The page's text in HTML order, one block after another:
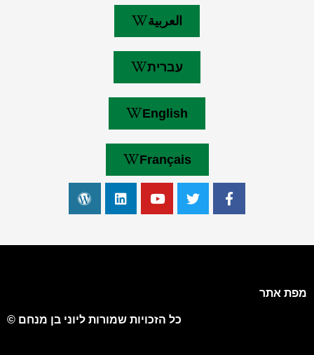
العربية
עברית
English
Français
מפת אתר
כל הזכויות שמורות ליוני בן מנחם ©